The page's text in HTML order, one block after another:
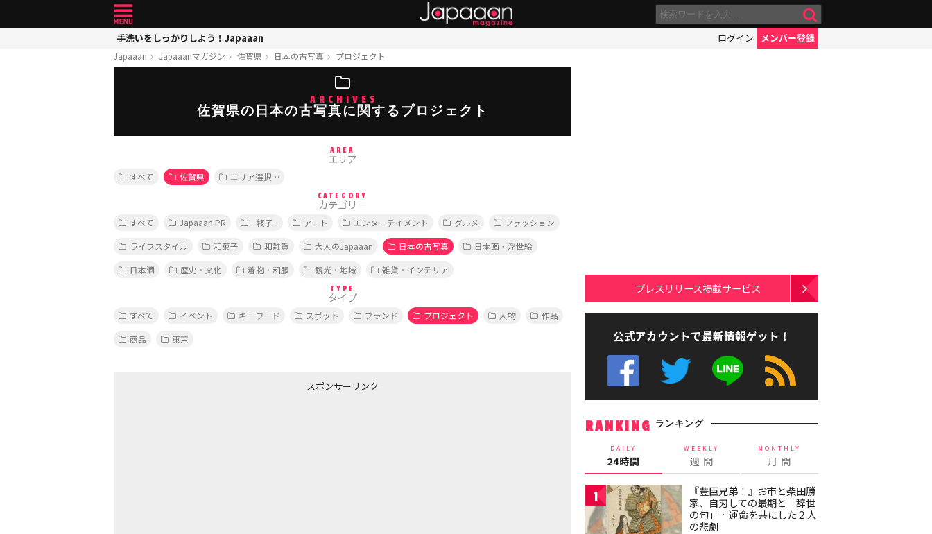
手洗いをしっかりしよう！Japaaan ログイン メンバー登録
Japaaan Japaaanマガジン 佐賀県 日本の古写真 プロジェクト
ARCHIVES
佐賀県の日本の古写真に関するプロジェクト
AREA
エリア
すべて 佐賀県 エリア選択…
CATEGORY
カテゴリー
すべて Japaaan PR _終了_ アート エンターテイメント グルメ
ファッション
ライフスタイル
和菓子 和雑貨 大人のJapaaan 日本の古写真
日本画・浮世絵
日本酒
歴史・文化 着物・和服 観光・地域 雑貨・インテリア
TYPE
タイプ
すべて イベント キーワード スポット ブランド プロジェクト 人物
作品
商品
東京
スポンサーリンク
プレスリリース掲載サービス
公式アカウントで最新情報ゲット！
RANKING ランキング
DAILY
24時間
WEEKLY
週 間
MONTHLY
月 間
1
『豊臣兄弟！』お市と柴田勝
家、自刃しての最期と「辞世
の句」…運命を共にした２人
の悲劇